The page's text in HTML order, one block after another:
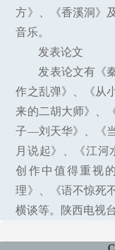
方》、《香溪洞》
音乐。
发表论文
发表论文有《
作之乱弹》、《从
来的二胡大师》、
子—刘天华》、《
月说起》、《江河
创作中值得重视
理》、《语不惊死
横谈等。陕西电视